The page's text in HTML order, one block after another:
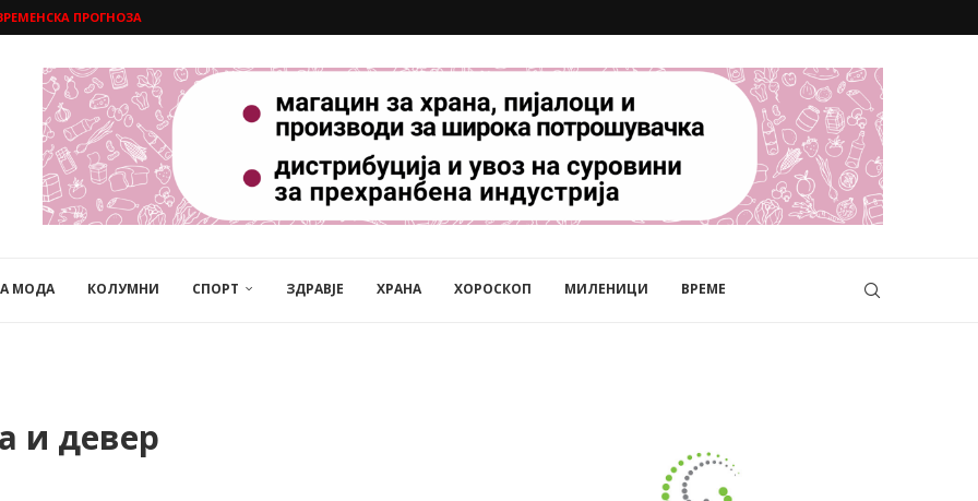
ПРОГНОЗА
МОДА КОЛУМНИ СПОРТ ЗДРАВЈЕ ХРАНА ХОРОСКОП МИЛЕНИЦИ ВРЕМЕ
и девер